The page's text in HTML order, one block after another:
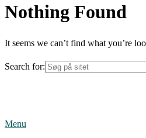
Nothing Found
It seems we can’t find what you’re
Search for:
Menu